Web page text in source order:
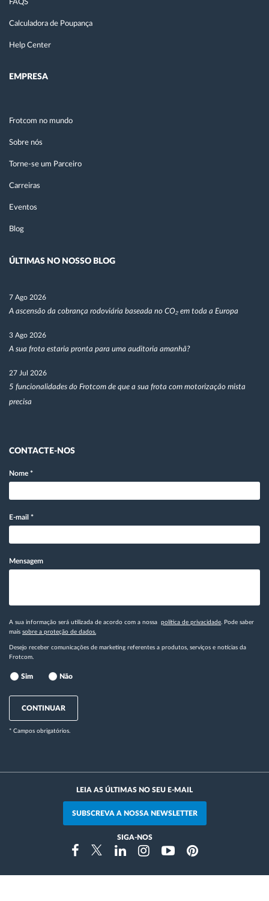
FAQS
Calculadora de Poupança
Help Center
EMPRESA
Frotcom no mundo
Sobre nós
Torne-se um Parceiro
Carreiras
Eventos
Blog
ÚLTIMAS NO NOSSO BLOG
7 Ago 2026
A ascensão da cobrança rodoviária baseada no CO₂ em toda a Europa
3 Ago 2026
A sua frota estaria pronta para uma auditoria amanhã?
27 Jul 2026
5 funcionalidades do Frotcom de que a sua frota com motorização mista
precisa
CONTACTE-NOS
Nome *
E-mail *
Mensagem
A sua informação será utilizada de acordo com a nossa política de privacidade . Pode saber
mais sobre a proteção de dados.
Desejo receber comunicações de marketing referentes a produtos, serviços e notícias da
Frotcom.
Sim Não
CONTINUAR
* Campos obrigatórios.
LEIA AS ÚLTIMAS NO SEU E-MAIL
SUBSCREVA A NOSSA NEWSLETTER
SIGA-NOS
FacebookTwitterLinkedinInstragramYoutubePinterest